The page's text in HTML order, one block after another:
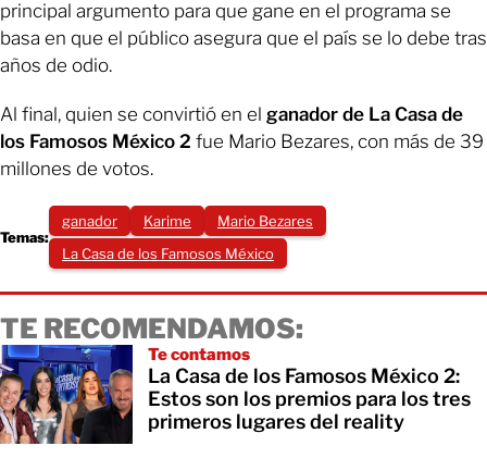
principal argumento para que gane en el programa se
basa en que el público asegura que el país se lo debe tras
años de odio.
Al final, quien se convirtió en el ganador de La Casa de
los Famosos México 2 fue Mario Bezares, con más de 39
millones de votos.
Temas:
ganador Karime
Mario Bezares
La Casa de los Famosos México
TE RECOMENDAMOS:
Te contamos
La Casa de los Famosos México 2:
Estos son los premios para los tres
primeros lugares del reality